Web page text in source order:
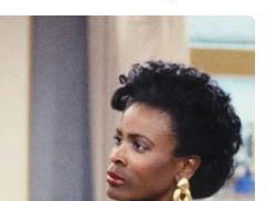
con implantes